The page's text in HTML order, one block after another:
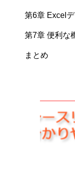
第6章 Excel
第7章 便利な
まとめ